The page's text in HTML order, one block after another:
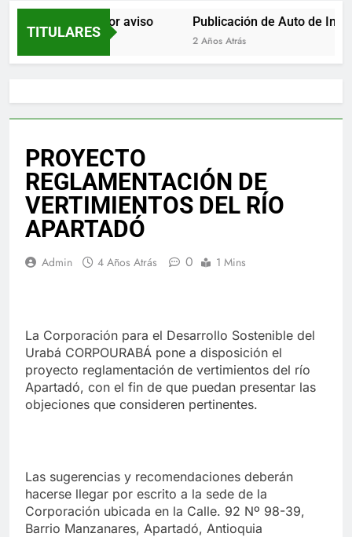
TITULARES
Notificación por aviso
2 Años Atrás
Publicación de Auto de
2 Años Atrás
PROYECTO
REGLAMENTACIÓN DE
VERTIMIENTOS DEL RÍO
APARTADÓ
Admin 4 Años Atrás 0 1 Mins
La Corporación para el Desarrollo Sostenible del
Urabá CORPOURABÁ pone a disposición el
proyecto reglamentación de vertimientos del río
Apartadó, con el fin de que puedan presentar las
objeciones que consideren pertinentes.
Las sugerencias y recomendaciones deberán
hacerse llegar por escrito a la sede de la
Corporación ubicada en la Calle. 92 Nº 98-39,
Barrio Manzanares, Apartadó, Antioquia